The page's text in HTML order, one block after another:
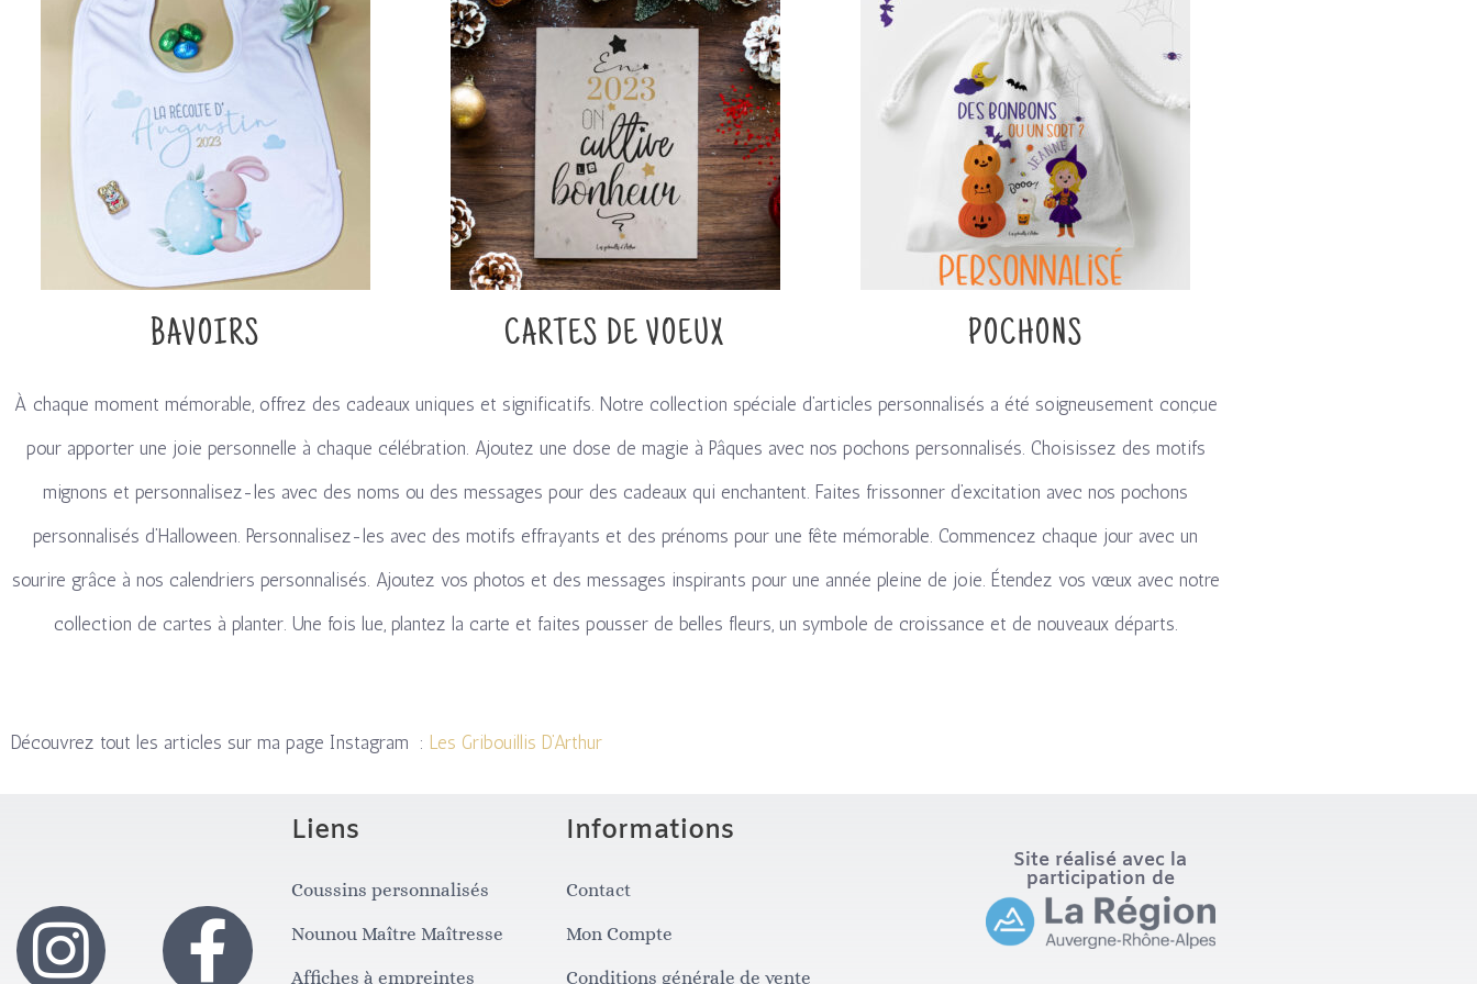
BAVOIRS CARTES DE VOEUX POCHONS
À chaque moment mémorable, offrez des cadeaux uniques et significatifs. Notre collection spéciale d’articles personnalisés a été soigneusement conçue
pour apporter une joie personnelle à chaque célébration. Ajoutez une dose de magie à Pâques avec nos pochons personnalisés. Choisissez des motifs
mignons et personnalisez-les avec des noms ou des messages pour des cadeaux qui enchantent. Faites frissonner d’excitation avec nos pochons
personnalisés d’Halloween. Personnalisez-les avec des motifs effrayants et des prénoms pour une fête mémorable. Commencez chaque jour avec un
sourire grâce à nos calendriers personnalisés. Ajoutez vos photos et des messages inspirants pour une année pleine de joie. Étendez vos vœux avec notre
collection de cartes à planter. Une fois lue, plantez la carte et faites pousser de belles fleurs, un symbole de croissance et de nouveaux départs.
Découvrez tout les articles sur ma page Instagram : Les Gribouillis D’Arthur
I
F
Liens
Coussins personnalisés
Nounou Maître Maîtresse
Affiches à empreintes
Informations
Contact
Mon Compte
Conditions générale de vente
Site réalisé avec la
participation de